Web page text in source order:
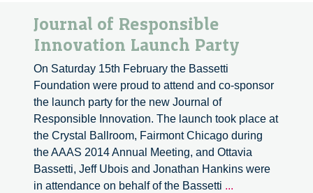
Journal of Responsible
Innovation Launch Party
On Saturday 15th February the Bassetti
Foundation were proud to attend and co-sponsor
the launch party for the new Journal of
Responsible Innovation. The launch took place at
the Crystal Ballroom, Fairmont Chicago during
the AAAS 2014 Annual Meeting, and Ottavia
Bassetti, Jeff Ubois and Jonathan Hankins were
in attendance on behalf of the Bassetti ...